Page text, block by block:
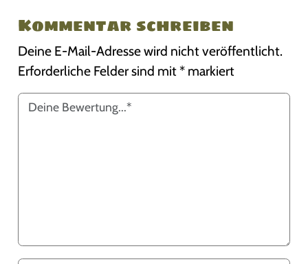
Kommentar schreiben
Deine E-Mail-Adresse wird nicht veröffentlicht.
Erforderliche Felder sind mit* markiert